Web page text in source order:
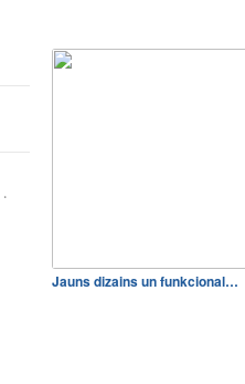
Jauns dizains un funkcional…